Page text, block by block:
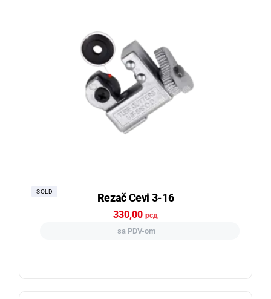
SOLD Rezač Cevi 3-16
330,00 рсд
sa PDV-om